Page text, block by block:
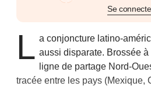
Se
L a conjoncture latino-
aussi disparate. Brossée
ligne de partage Nord-
tracée entre les pays (Mexique,